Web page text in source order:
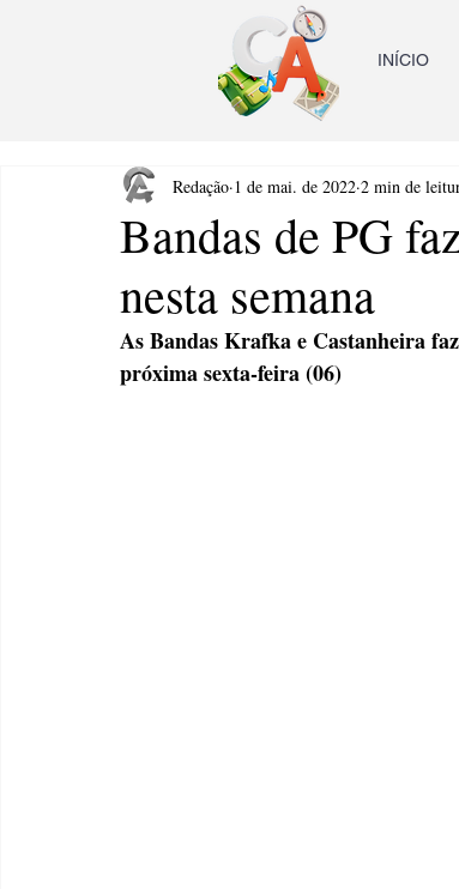
INÍCIO
Bandas de PG
nesta semana
Redação 1 de mai. de 2022 2 min de
As Bandas Krafka e Castanheira
próxima sexta-feira (06)